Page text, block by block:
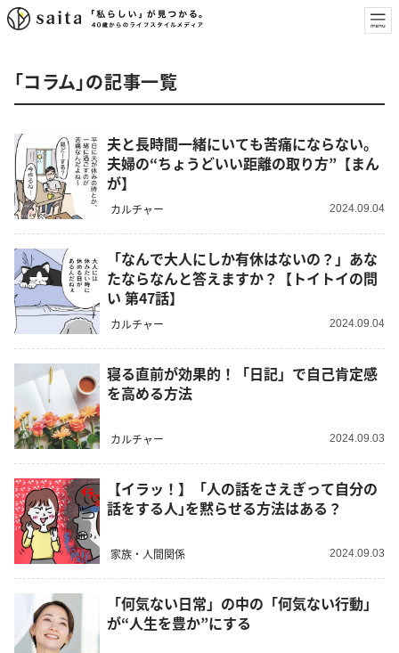
「コラム」の記事一覧
夫と長時間一緒にいても苦痛にならない。
夫婦の“ちょうどいい距離の取り方”【まん
が】
カルチャー 2024.09.04
「なんで大人にしか有休はないの？」あな
たならなんと答えますか？【トイトイの問
い 第47話】
カルチャー 2024.09.04
寝る直前が効果的！「日記」で自己肯定感
を高める方法
カルチャー 2024.09.03
【イラッ！】「人の話をさえぎって自分の
話をする人｣を黙らせる方法はある？
家族・人間関係 2024.09.03
「何気ない日常」の中の「何気ない行動」
が“人生を豊か”にする